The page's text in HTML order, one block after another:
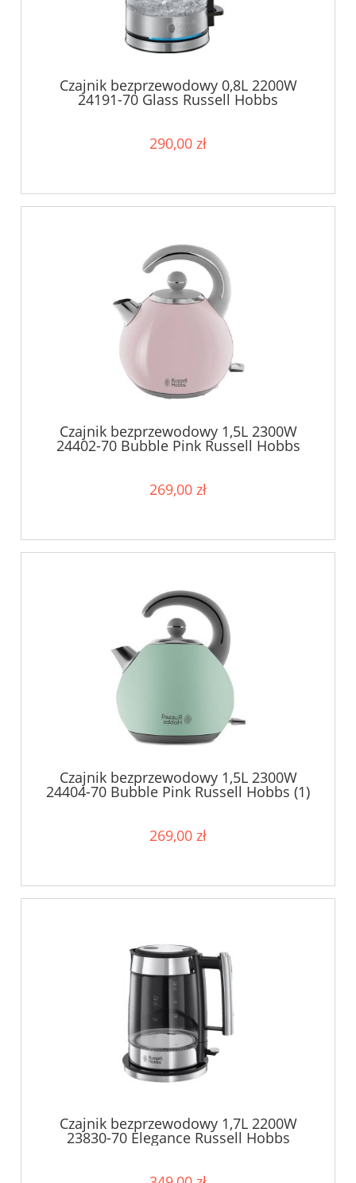
Czajnik bezprzewodowy 0,8L 2200W
24191-70 Glass Russell Hobbs
290,00 zł
Czajnik bezprzewodowy 1,5L 2300W
24402-70 Bubble Pink Russell Hobbs
269,00 zł
Czajnik bezprzewodowy 1,5L 2300W
24404-70 Bubble Pink Russell Hobbs (1)
269,00 zł
Czajnik bezprzewodowy 1,7L 2200W
23830-70 Elegance Russell Hobbs